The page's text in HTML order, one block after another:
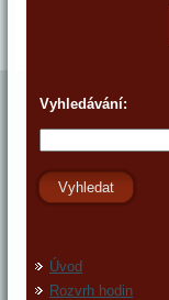
Vyhledávání:
Vyhledat
Úvod
Rozvrh hodin